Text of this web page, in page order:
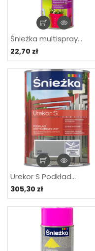
Śnieżka multispray...
22,70 zł
Urekor S Podkład...
305,30 zł